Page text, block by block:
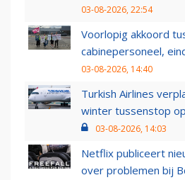
03-08-2026, 22:54
Voorlopig akkoord
cabinepersoneel,
03-08-2026, 14:40
Turkish Airlines
winter tussenstop
03-08-2026, 14:03
Netflix publiceert
over problemen bij